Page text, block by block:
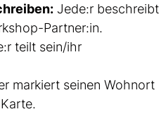
Jede:r beschreibt
Partner:in.
teilt sein/ihr
markiert seinen Wohnort